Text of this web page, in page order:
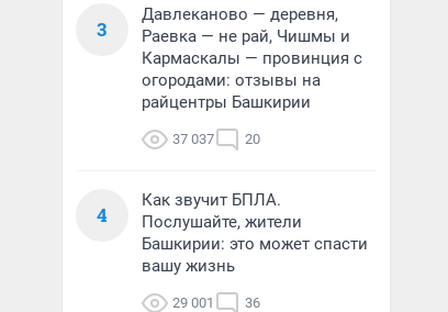
3
Давлеканово — деревня,
Раевка — не рай, Чишмы и
Кармаскалы — провинция с
огородами: отзывы на
райцентры Башкирии
37 037 20
4
Как звучит БПЛА.
Послушайте, жители
Башкирии: это может спасти
вашу жизнь
29 001 36